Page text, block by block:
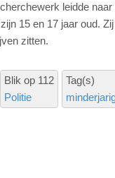
leidde
15 en 17 jaar oud.
zitten.
Blik op 112
Politie
Tag(s)